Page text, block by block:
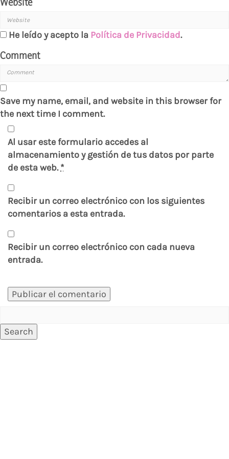
He leído y acepto la Política de Privacidad.
Comment
Save my name, email, and website in this browser for
the next time I comment.
Al usar este formulario accedes al
almacenamiento y gestión de tus datos por parte
de esta web.*
Recibir un correo electrónico con los siguientes
comentarios a esta entrada.
Recibir un correo electrónico con cada nueva
entrada.
Search